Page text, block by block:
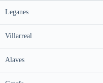
Leganes
Villarreal
Alaves